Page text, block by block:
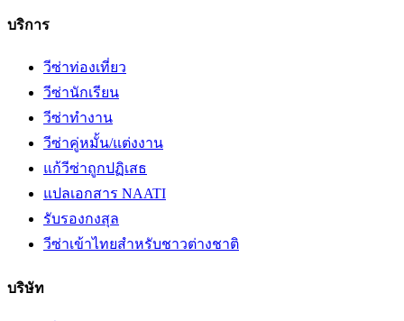
บริการ
วีซ่าท่องเที่ยว
วีซ่านักเรียน
วีซ่าทำงาน
วีซ่าคู่หมั้น/แต่งงาน
แก้วีซ่าถูกปฏิเสธ
แปลเอกสาร NAATI
รับรองกงสุล
วีซ่าเข้าไทยสำหรับชาวต่างชาติ
บริษัท